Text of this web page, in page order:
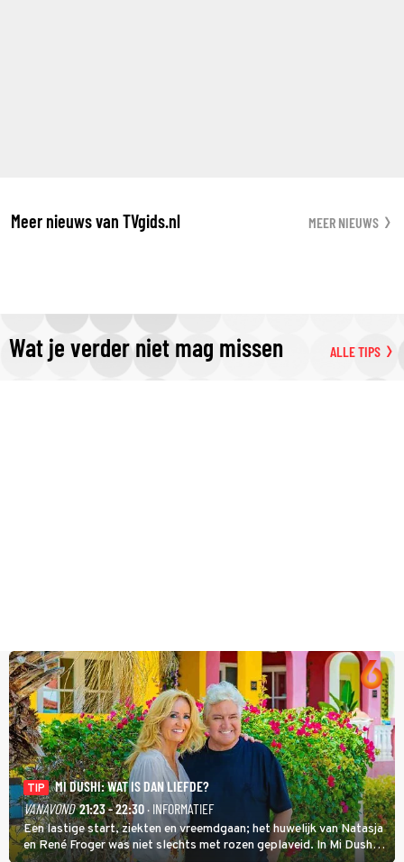
Meer nieuws van TVgids.nl MEER NIEUWS
Wat je verder niet mag missen ALLE TIPS
TIP
MI DUSHI: WAT IS DAN LIEFDE?
VANAVOND 21:23 - 22:30 · INFORMATIEF
Een lastige start, ziekten en vreemdgaan; het huwelijk van Natasja
en René Froger was niet slechts met rozen geplaveid. In Mi Dushi: